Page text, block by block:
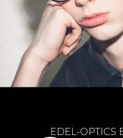
EDEL-OPTICS